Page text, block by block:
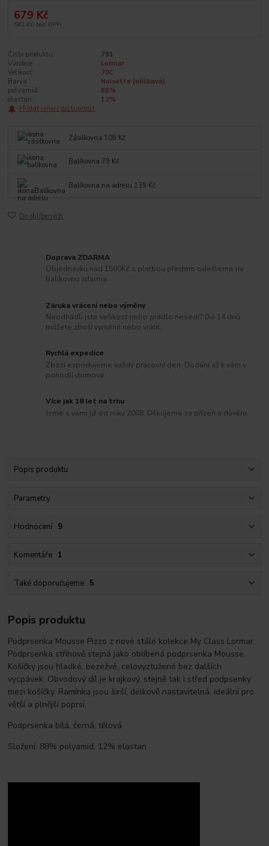
679 Kč
561 Kč bez DPH
Číslo produktu:
791
Výrobce:
Lormar
Velikost:
70C
Barva:
Noisette (oříšková)
polyamid:
88%
elastan:
12%
Hlídat cenu / dostupnost
Zásilkovna 105 Kč
Balíkovna 79 Kč
Balíkovna na adresu 139 Kč
Do oblíbených
Doprava ZDARMA
Objednávku nad 1500Kč s platbou předem odešleme na
Balíkovnu zdarma.
Záruka vrácení nebo výměny
Neodhadli jste velikost nebo prádlo nesedí? Do 14 dnů
můžete zboží vyměnit nebo vrátit.
Rychlá expedice
Zboží expedujeme každý pracovní den. Dodání až k vám v
pohodlí domova.
Více jak 18 let na trhu
Jsme s vámi již od roku 2008. Děkujeme za přízeň a důvěru.
Popis produktu
Parametry
Hodnocení 9
Komentáře 1
Také doporučujeme 5
Popis produktu
Podprsenka Mousse Pizzo z nové stálé kolekce My Class Lormar.
Podprsenka střihově stejná jako oblíbená podprsenka Mousse.
Košíčky jsou hladké, bezežvé, celovyztužené bez dalších
vycpávek. Obvodový díl je krajkový, stejně tak i střed podpsenky
mezi košíčky. Ramínka jsou širší, délkově nastavitelná, ideální pro
větší a plnější poprsí.
Podprsenka bílá, černá, tělová
Složení: 88% polyamid, 12% elastan